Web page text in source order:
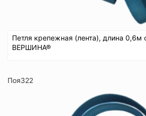
Петля крепежная (лента), длина 0,6м
ВЕРШИНА®
Поя322